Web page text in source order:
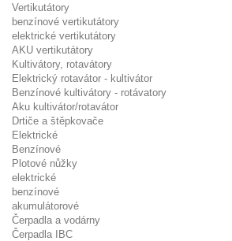
Vertikutátory
benzínové vertikutátory
elektrické vertikutátory
AKU vertikutátory
Kultivátory, rotavátory
Elektrický rotavátor - kultivátor
Benzínové kultivátory - rotávatory
Aku kultivátor/rotavátor
Drtiče a štěpkovače
Elektrické
Benzínové
Plotové nůžky
elektrické
benzínové
akumulátorové
Čerpadla a vodárny
Čerpadla IBC